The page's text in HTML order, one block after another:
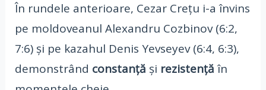
În rundele anterioare, Cezar Crețu i-a învins
pe moldoveanul Alexandru Cozbinov (6:2,
7:6) și pe kazahul Denis Yevseyev (6:4, 6:3),
demonstrând constanță și rezistențăîn